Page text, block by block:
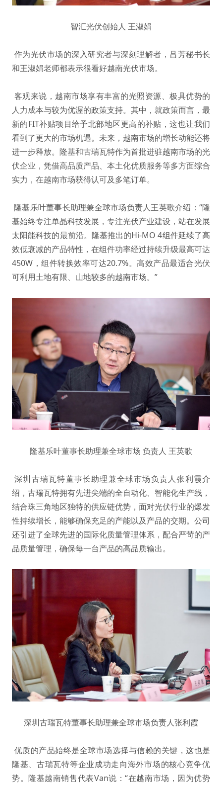
智汇光伏创始人 王淑娟
作为光伏市场的深入研究者与深刻理解者，吕芳秘书长
和王淑娟老师都表示很看好越南光伏市场。
客观来说，越南市场享有丰富的光照资源、极具优势的
人力成本与较为优渥的政策支持。其中，就政策而言，最
新的FIT补贴项目给予北部地区更高的补贴，这也让我们
看到了更大的市场机遇。未来，越南市场的增长动能还将
进一步释放。隆基和古瑞瓦特作为首批进驻越南市场的光
伏企业，凭借高品质产品、本土化优质服务等多方面综合
实力，在越南市场获得认可及多笔订单。
隆基乐叶董事长助理兼全球市场负责人王英歌介绍：“隆
基始终专注单晶科技发展，专注光伏产业建设，站在发展
太阳能科技的最前沿。隆基推出的Hi-MO 4组件延续了高
效低衰减的产品特性，在组件功率经过持续升级最高可达
450W，组件转换效率可达20.7%。高效产品最适合光伏
可利用土地有限、山地较多的越南市场。”
隆基乐叶董事长助理兼全球市场 负责人 王英歌
深圳古瑞瓦特董事长助理兼全球市场负责人张利霞介
绍，古瑞瓦特拥有先进尖端的全自动化、智能化生产线，
结合珠三角地区独特的供应链优势，面对光伏行业的爆发
性持续增长，能够确保充足的产能以及产品的交期。公司
还引进了全球先进的国际化质量管理体系，配合严苛的产
品质量管理，确保每一台产品的高品质输出。
深圳古瑞瓦特董事长助理兼全球市场负责人张利霞
优质的产品始终是全球市场选择与信赖的关键，这也是
隆基、古瑞瓦特等企业成功走向海外市场的核心竞争优
势。隆基越南销售代表Van说：“在越南市场，因为优势